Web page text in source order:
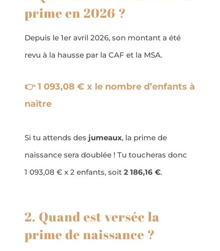
prime en 2026 ?
Depuis le 1er avril 2026, son montant a été
revu à la hausse par la CAF et la MSA.
👉 1 093,08 € x le nombre d’enfants à
naître
Si tu attends des jumeaux, la prime de
naissance sera doublée ! Tu toucheras donc
1 093,08 € x 2 enfants, soit 2 186,16 €.
2. Quand est versée la
prime de naissance ?